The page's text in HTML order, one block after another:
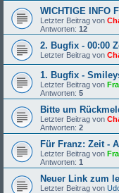
WICHTIGE INFO
Letzter Beitrag von
Antworten: 12
2. Bugfix - 00:00
Letzter Beitrag von
1. Bugfix -
Letzter Beitrag von
Antworten: 5
Bitte um
Letzter Beitrag von
Antworten: 2
Für Franz: Zeit -
Letzter Beitrag von
Antworten: 1
Neuer Link zum
Letzter Beitrag von